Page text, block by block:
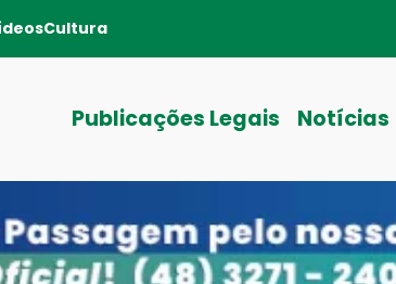
Cultura
Publicações Legais Notícias